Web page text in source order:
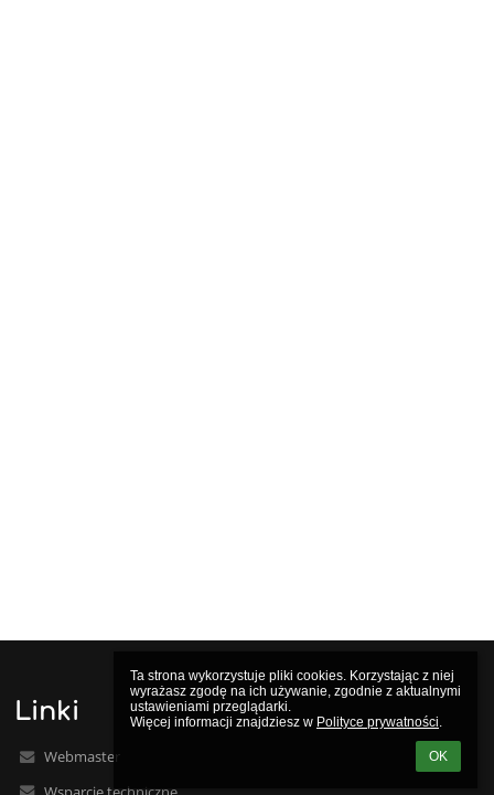
Ta strona wykorzystuje pliki cookies. Korzystając z niej
wyrażasz zgodę na ich używanie, zgodnie z aktualnymi
ustawieniami przeglądarki.
Więcej informacji znajdziesz w Polityce prywatności.
OK
Linki
Webmaster